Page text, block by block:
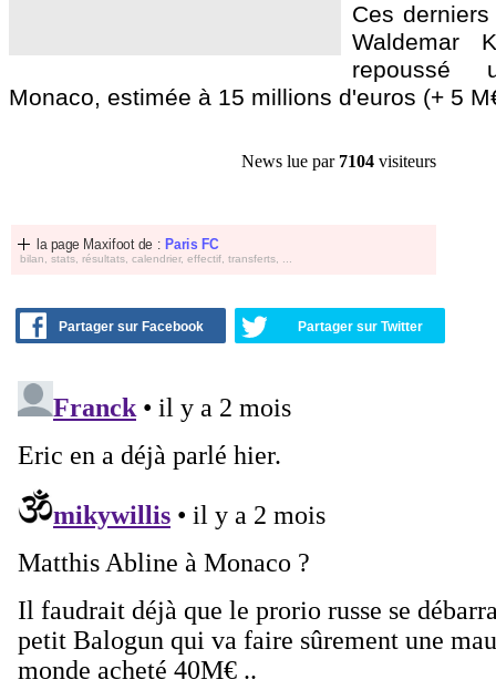
Ces
Waldemar
repoussé
Monaco, estimée à 15 millions d'euros (+ 5
News lue par 7104 visiteurs
la page Maxifoot de : Paris FC
bilan, stats, résultats, calendrier, effectif, transferts, ...
Partager sur Facebook Partager sur Twitter